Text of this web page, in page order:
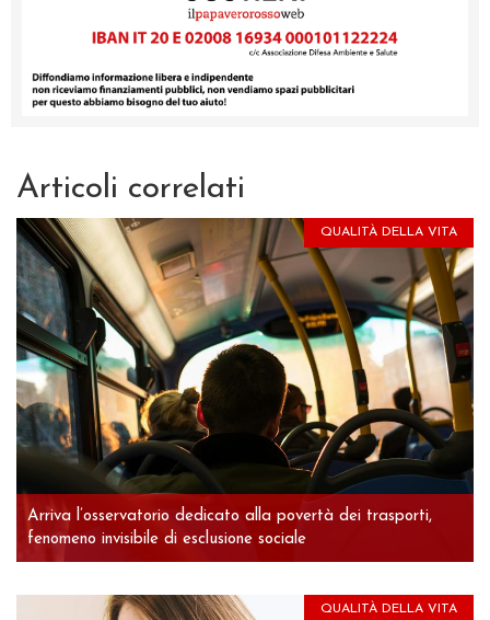
Articoli correlati
QUALITÀ DELLA VITA
Arriva l’osservatorio dedicato alla povertà dei trasporti,
fenomeno invisibile di esclusione sociale
QUALITÀ DELLA VITA